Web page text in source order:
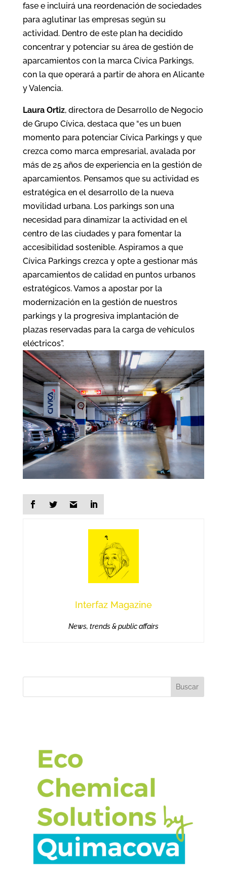
fase e incluirá una reordenación de sociedades
para aglutinar las empresas según su
actividad. Dentro de este plan ha decidido
concentrar y potenciar su área de gestión de
aparcamientos con la marca Cívica Parkings,
con la que operará a partir de ahora en Alicante
y Valencia.
Laura Ortiz, directora de Desarrollo de Negocio
de Grupo Cívica, destaca que “es un buen
momento para potenciar Cívica Parkings y que
crezca como marca empresarial, avalada por
más de 25 años de experiencia en la gestión de
aparcamientos. Pensamos que su actividad es
estratégica en el desarrollo de la nueva
movilidad urbana. Los parkings son una
necesidad para dinamizar la actividad en el
centro de las ciudades y para fomentar la
accesibilidad sostenible. Aspiramos a que
Cívica Parkings crezca y opte a gestionar más
aparcamientos de calidad en puntos urbanos
estratégicos. Vamos a apostar por la
modernización en la gestión de nuestros
parkings y la progresiva implantación de
plazas reservadas para la carga de vehículos
eléctricos”.
Interfaz Magazine
News, trends & public affairs
Buscar